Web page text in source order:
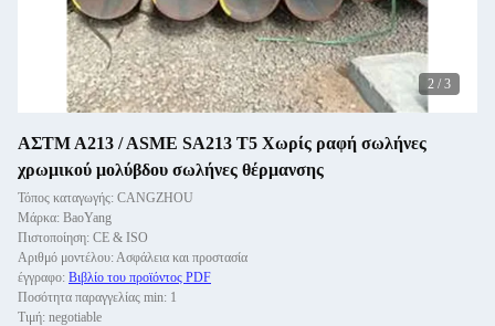
2 / 3
ΑΣTM A213 / ASME SA213 T5 Χωρίς ραφή σωλήνες
χρωμικού μολύβδου σωλήνες θέρμανσης
Τόπος καταγωγής: CANGZHOU
Μάρκα: BaoYang
Πιστοποίηση: CE & ISO
Αριθμό μοντέλου: Ασφάλεια και προστασία
έγγραφο: Βιβλίο του προϊόντος PDF
Ποσότητα παραγγελίας min: 1
Τιμή: negotiable